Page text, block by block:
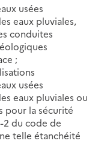
usées
eaux pluviales,
conduites
;
usées
eaux pluviales ou
pour la sécurité
2 du code de
telle étanchéité